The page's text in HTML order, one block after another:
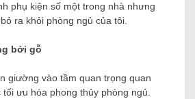
phụ kiện số một trong nhà nhưng
ra khỏi phòng ngủ của tôi.
bởi gỗ
giường vào tầm quan trọng quan
ưu hóa phong thủy phòng ngủ.